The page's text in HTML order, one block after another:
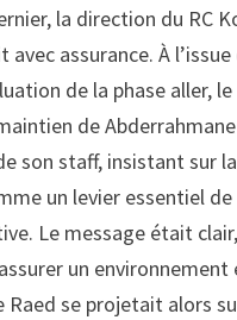
la direction du RC
assurance. À l’issue
de la phase aller,
de Abderrahmane
son staff, insistant sur
un levier essentiel
Le message était
un environnement
Raed se projetait alors